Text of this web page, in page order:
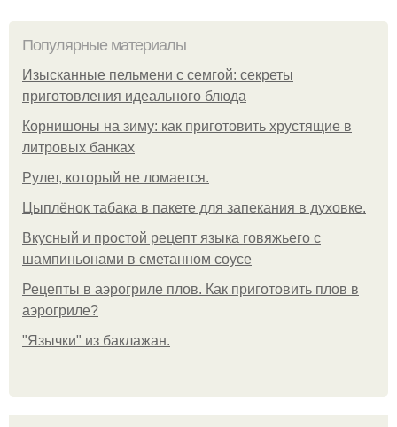
Популярные материалы
Изысканные пельмени с семгой: секреты
приготовления идеального блюда
Корнишоны на зиму: как приготовить хрустящие в
литровых банках
Рулет, который не ломается.
Цыплёнок табака в пакете для запекания в духовке.
Вкусный и простой рецепт языка говяжьего с
шампиньонами в сметанном соусе
Рецепты в аэрогриле плов. Как приготовить плов в
аэрогриле?
"Язычки" из баклажан.